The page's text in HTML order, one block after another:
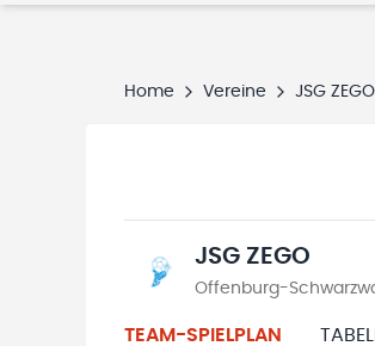
Home Vereine JSG ZEGO
JSG ZEGO
Offenburg-
TEAM-SPIELPLAN